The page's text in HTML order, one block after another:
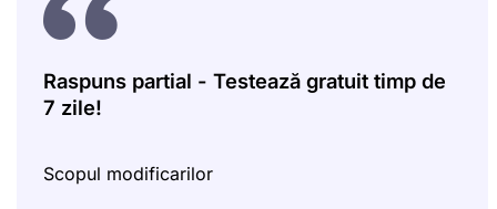
Raspuns partial - Testează gratuit timp de
7 zile!
Scopul modificarilor